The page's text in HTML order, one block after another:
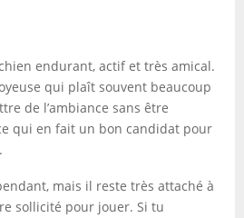
endurant, actif et très amical.
qui plaît souvent beaucoup
de l’ambiance sans être
qui en fait un bon candidat pour
mais il reste très attaché à
sollicité pour jouer. Si tu